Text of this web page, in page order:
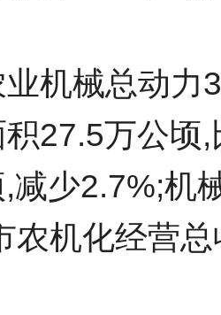
机械总动力
27.5万公顷
减少2.7%;机
农机化经营